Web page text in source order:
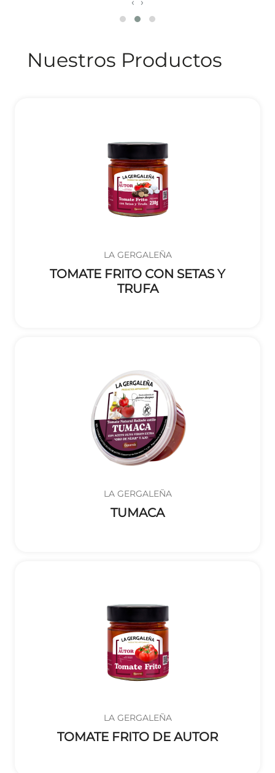
Nuestros Productos
LA GERGALEÑA
TOMATE FRITO CON SETAS Y
TRUFA
LA GERGALEÑA
TUMACA
LA GERGALEÑA
TOMATE FRITO DE AUTOR